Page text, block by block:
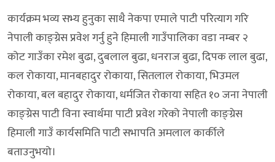
कार्यक्रम भव्य सभ्य हुनुका साथै नेकपा एमाले पाटी परित्याग गरि
नेपाली काङ्ग्रेस प्रवेश गर्नु हुने हिमाली गाउँपालिका वडा नम्बर २
कोट गाउँका रमेश बुढा, दुबलाल बुढा, धनराज बुढा, दिपक लाल बुढा,
कल रोकाया, मानबहादुर रोकाया, सितलाल रोकाया, भिउमल
रोकाया, बल बहादुर रोकाया, धर्मजित रोकाया सहित १० जना नेपाली
काङ्ग्रेस पाटी विना स्वार्थमा पाटी प्रवेश गरेको नेपाली काङ्ग्रेस
हिमाली गाउँ कार्यसमिति पाटी सभापति अमलाल कार्कीले
बताउनुभयो।